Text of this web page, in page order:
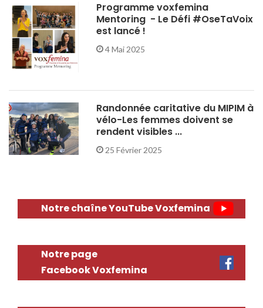
Programme voxfemina
Mentoring - Le Défi #OseTaVoix
est lancé !
4 Mai 2025
Randonnée caritative du MIPIM à
vélo-Les femmes doivent se
rendent visibles ...
25 Février 2025
Notre chaîne YouTube Voxfemina
Notre page
Facebook Voxfemina